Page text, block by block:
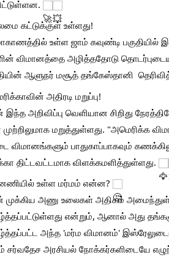
கட்டுக்குள் உள்ளது!
உள்ள ஜாம் கவுண்டி
விமானத்தை அழித்ததோடு
ஆளுநர் மசூத் தங்கேஸ்தானி
அதிரடி மறுப்பு!
இந்த அறிவிப்பு வெளியான சிறிது
மறுத்துள்ளது. "அமெரிக்க
விமானங்களும் பாதுகாப்பாகவும்
திட்டவட்டமாக விளக்கமளித்துள்ளது.
உள்ள மர்மம் என்ன?
முக்கிய அணு உலைகள் அதிகம்
என்றும், ஆனால் அது
அந்த 'மர்ம விமானம்'
சர்வதேச அரசியல் நோக்கர்களிடையே